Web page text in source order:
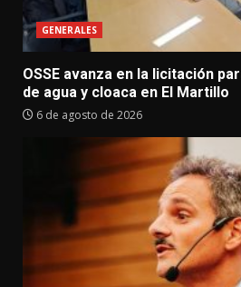
GENERALES
OSSE avanza en la licitación
de agua y cloaca en El Martillo
6 de agosto de 2026